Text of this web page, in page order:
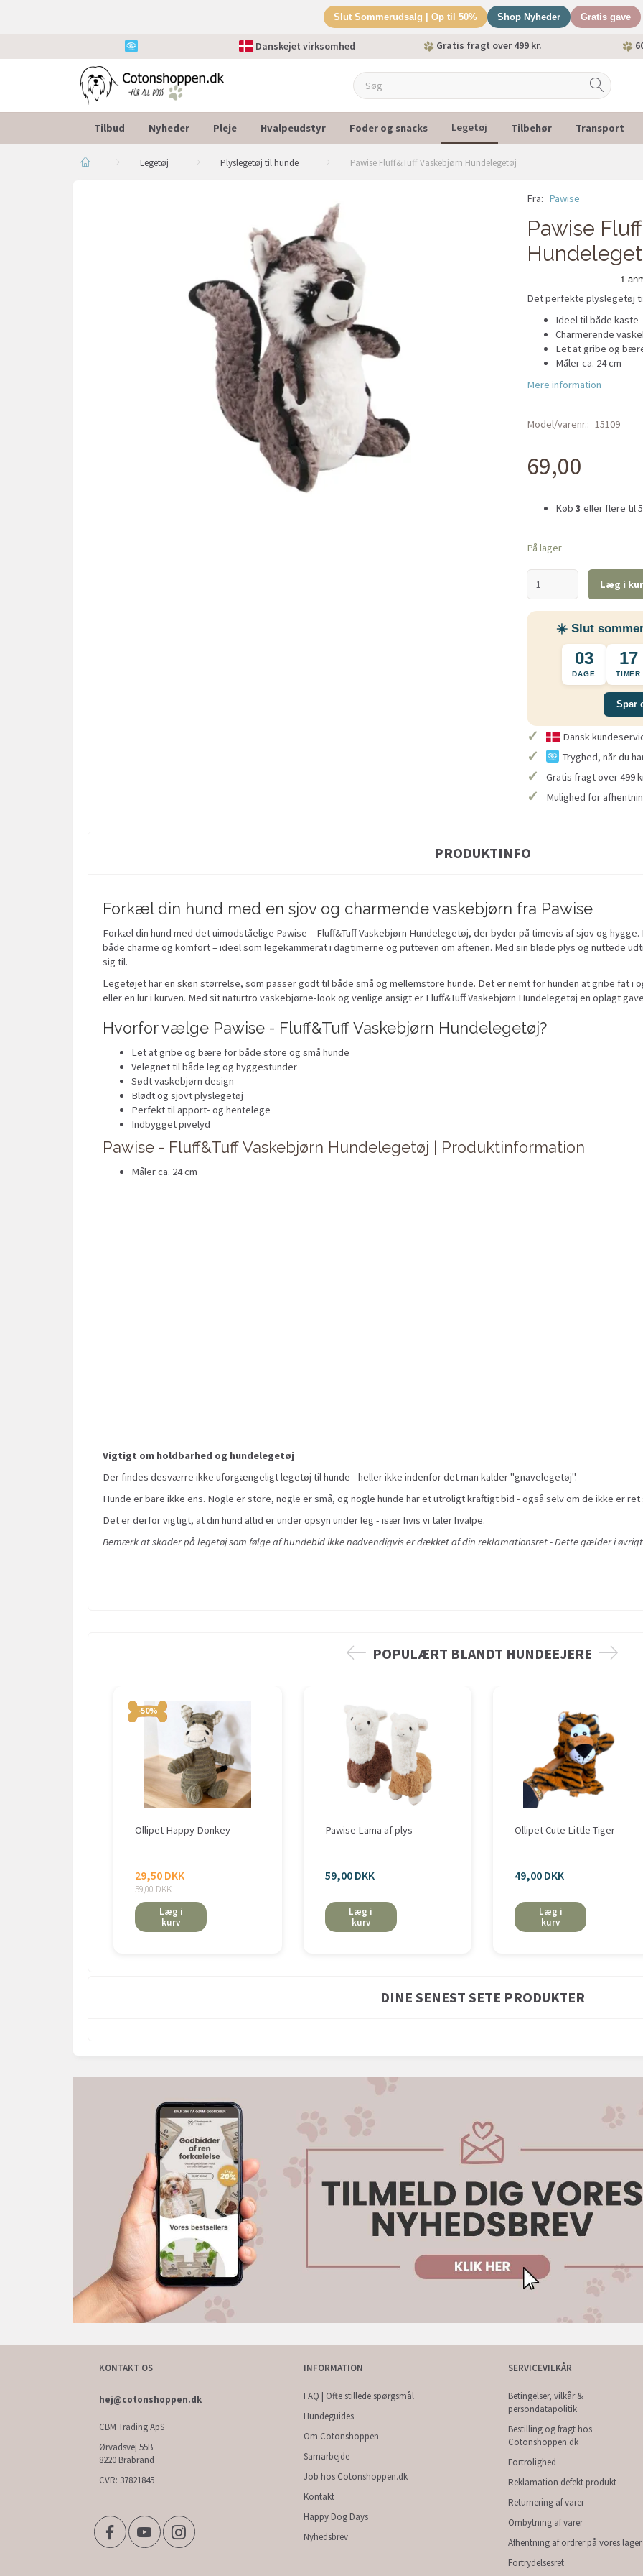
Slut Sommerudsalg | Op til 50% Shop Nyheder Gratis gave
Danskejet virksomhed Gratis fragt over 499 kr.
Tilbud Nyheder Pleje Hvalpeudstyr Foder og snacks Legetøj Tilbehør Transport
Legetøj Plyslegetøj til hunde Pawise Fluff&Tuff Vaskebjørn Hundelegetøj
Fra: Pawise
Pawise
Det perfekte plyslegetøj
Ideel til både
Charmerende
Let at gribe og
Måler ca. 24 cm
Mere information
Model/varenr.: 15109
69,00
Køb3 eller flere til
På lager
Læg i
☀️ Slut
03
DAGE
17
TIMER
Spar
✓ Dansk
✓ Tryghed, når du
✓ Gratis fragt over 499
✓ Mulighed for
PRODUKTINFO
Forkæl din hund med en sjov og charmende vaskebjørn fra Pawise
Forkæl din hund med det uimodståelige Pawise – Fluff&Tuff Vaskebjørn Hundelegetøj, der byder på timevis af sjov og
både charme og komfort – ideel som legekammerat i dagtimerne og putteven om aftenen. Med sin bløde plys og nuttede
sig til.
Legetøjet har en skøn størrelse, som passer godt til både små og mellemstore hunde. Det er nemt for hunden at gribe fat i
eller en lur i kurven. Med sit naturtro vaskebjørne-look og venlige ansigt er Fluff&Tuff Vaskebjørn Hundelegetøj en oplagt
Hvorfor vælge Pawise - Fluff&Tuff Vaskebjørn Hundelegetøj?
Let at gribe og bære for både store og små hunde
Velegnet til både leg og hyggestunder
Sødt vaskebjørn design
Blødt og sjovt plyslegetøj
Perfekt til apport- og hentelege
Indbygget pivelyd
Pawise - Fluff&Tuff Vaskebjørn Hundelegetøj | Produktinformation
Måler ca. 24 cm
Vigtigt om holdbarhed og hundelegetøj
Der findes desværre ikke uforgængeligt legetøj til hunde - heller ikke indenfor det man kalder "gnavelegetøj".
Hunde er bare ikke ens. Nogle er store, nogle er små, og nogle hunde har et utroligt kraftigt bid - også selv om de ikke er ret
Det er derfor vigtigt, at din hund altid er under opsyn under leg - især hvis vi taler hvalpe.
Bemærk at skader på legetøj som følge af hundebid ikke nødvendigvis er dækket af din reklamationsret - Dette gælder i
POPULÆRT BLANDT HUNDEEJERE
-50%
Ollipet Happy Donkey
29,50 DKK
59,00 DKK
Læg i
kurv
Pawise Lama af plys
59,00 DKK
Læg i
kurv
Ollipet Cute Little Tiger
49,00 DKK
Læg i
kurv
DINE SENEST SETE PRODUKTER
KONTAKT OS
hej@cotonshoppen.dk
CBM Trading ApS
Ørvadsvej 55B
8220 Brabrand
CVR: 37821845
INFORMATION
FAQ | Ofte stillede spørgsmål
Hundeguides
Om Cotonshoppen
Samarbejde
Job hos Cotonshoppen.dk
Kontakt
Happy Dog Days
Nyhedsbrev
SERVICEVILKÅR
Betingelser, vilkår &
persondatapolitik
Bestilling og fragt hos
Cotonshoppen.dk
Fortrolighed
Reklamation defekt produkt
Returnering af varer
Ombytning af varer
Afhentning af ordrer på vores lager
Fortrydelsesret